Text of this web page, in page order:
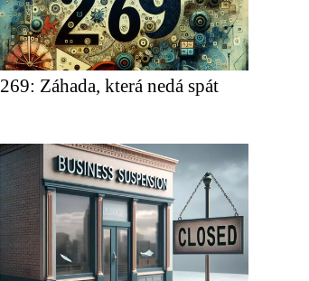
269: Záhada, která nedá spát